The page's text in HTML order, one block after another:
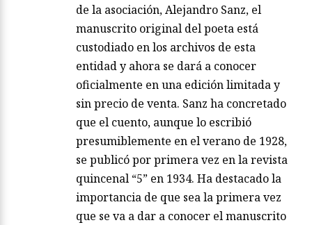
de la asociación, Alejandro Sanz, el
manuscrito original del poeta está
custodiado en los archivos de esta
entidad y ahora se dará a conocer
oficialmente en una edición limitada y
sin precio de venta. Sanz ha concretado
que el cuento, aunque lo escribió
presumiblemente en el verano de 1928,
se publicó por primera vez en la revista
quincenal “5” en 1934. Ha destacado la
importancia de que sea la primera vez
que se va a dar a conocer el manuscrito